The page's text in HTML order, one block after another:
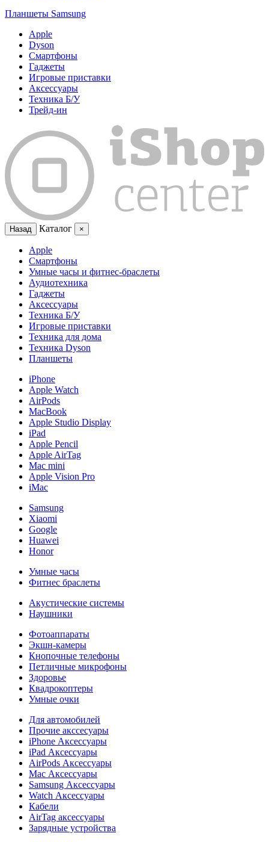
Планшеты Samsung
Apple
Dyson
Смартфоны
Гаджеты
Игровые приставки
Аксессуары
Техника Б/У
Трейд-ин
Назад Каталог ×
Apple
Смартфоны
Умные часы и фитнес-браслеты
Аудиотехника
Гаджеты
Аксессуары
Техника Б/У
Игровые приставки
Техника для дома
Техника Dyson
Планшеты
iPhone
Apple Watch
AirPods
MacBook
Apple Studio Display
iPad
Apple Pencil
Apple AirTag
Mac mini
Apple Vision Pro
iMac
Samsung
Xiaomi
Google
Huawei
Honor
Умные часы
Фитнес браслеты
Акустические системы
Наушники
Фотоаппараты
Экшн-камеры
Кнопочные телефоны
Петличные микрофоны
Здоровье
Квадрокоптеры
Умные очки
Для автомобилей
Прочие акссесуары
iPhone Аксессуары
iPad Аксессуары
AirPods Аксессуары
Mac Аксессуары
Samsung Аксессуары
Watch Аксессуары
Кабели
AirTag аксессуары
Зарядные устройства